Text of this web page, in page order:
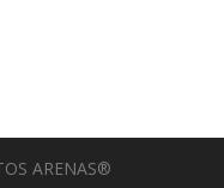
ARENAS®